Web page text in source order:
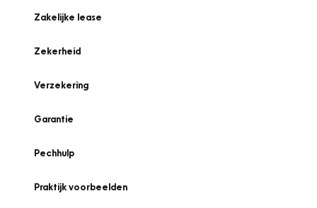
Zakelijke lease
Zekerheid
Verzekering
Garantie
Pechhulp
Praktijk voorbeelden